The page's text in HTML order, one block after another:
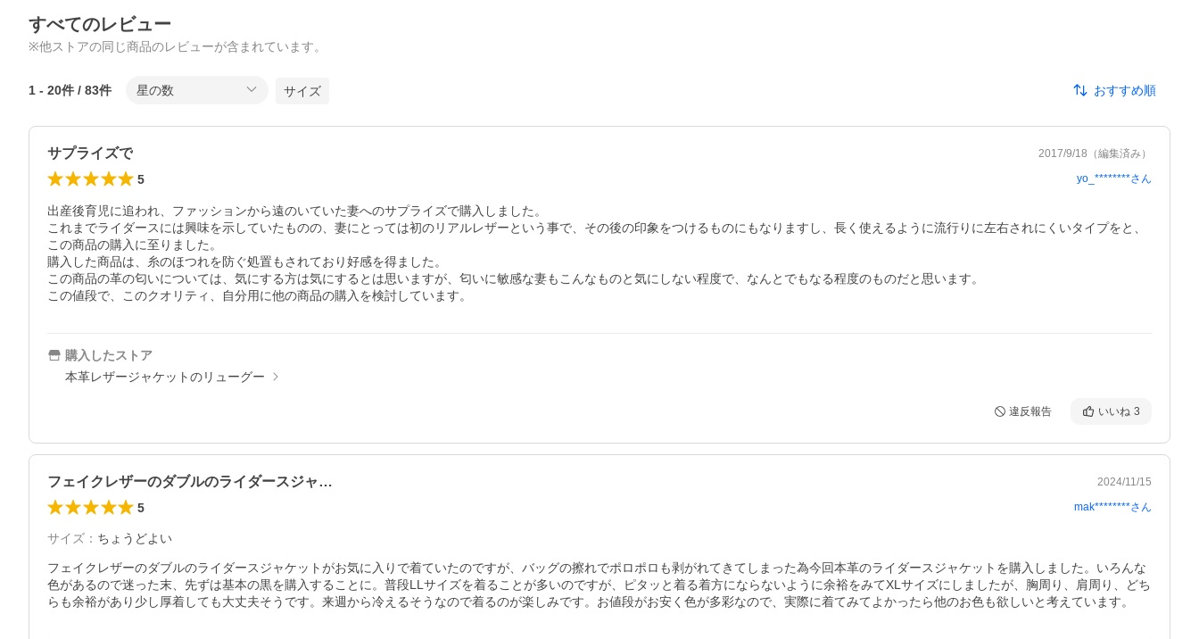
すべてのレビュー
※他ストアの同じ商品のレビューが含まれています。
1 - 20件 / 83件 星の数 サイズ おすすめ順
サプライズで 2017/9/18 （編集済み）
5 yo_********さん
出産後育児に追われ、ファッションから遠のいていた妻へのサプライズで購入しました。
これまでライダースには興味を示していたものの、妻にとっては初のリアルレザーという事で、その後の印象をつけるものにもなりますし、長く使えるように流行りに左右されにくいタイプをと、
この商品の購入に至りました。
購入した商品は、糸のほつれを防ぐ処置もされており好感を得ました。
この商品の革の匂いについては、気にする方は気にするとは思いますが、匂いに敏感な妻もこんなものと気にしない程度で、なんとでもなる程度のものだと思います。
この値段で、このクオリティ、自分用に他の商品の購入を検討しています。
購入したストア
本革レザージャケットのリューグー
違反報告 いいね 3
フェイクレザーのダブルのライダースジャ… 2024/11/15
5 mak********さん
サイズ ： ちょうどよい
フェイクレザーのダブルのライダースジャケットがお気に入りで着ていたのですが、バッグの擦れでポロポロも剥がれてきてしまった為今回本革のライダースジャケットを購入しました。いろんな
色があるので迷った末、先ずは基本の黒を購入することに。普段LLサイズを着ることが多いのですが、ピタッと着る着方にならないように余裕をみてXLサイズにしましたが、胸周り、肩周り、どち
らも余裕があり少し厚着しても大丈夫そうです。来週から冷えるそうなので着るのが楽しみです。お値段がお安く色が多彩なので、実際に着てみてよかったら他のお色も欲しいと考えています。